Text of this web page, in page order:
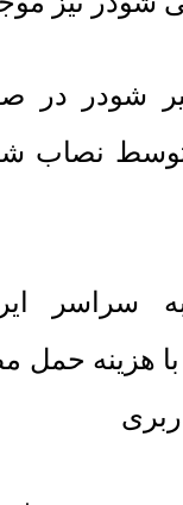
شودر در
نصاب
سراسر
با هزینه حمل